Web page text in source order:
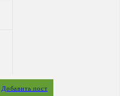
Добавить пост